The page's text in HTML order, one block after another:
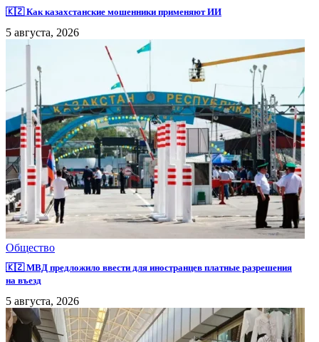
🇰🇿 Как казахстанские мошенники применяют ИИ
5 августа, 2026
Общество
🇰🇿 МВД предложило ввести для иностранцев платные разрешения
на въезд
5 августа, 2026